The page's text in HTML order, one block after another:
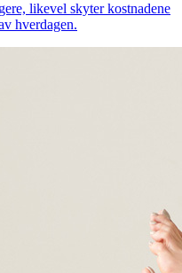
likevel skyter kostnadene
hverdagen.